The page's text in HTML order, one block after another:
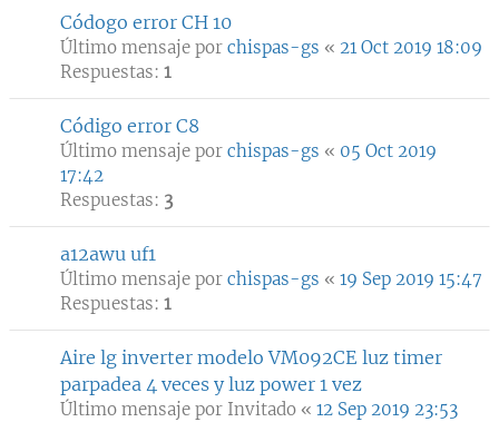
Códogo error CH 10
Último mensaje por chispas-gs « 21 Oct 2019 18:09
Respuestas: 1
Código error C8
Último mensaje por chispas-gs « 05 Oct 2019
17:42
Respuestas: 3
a12awu uf1
Último mensaje por chispas-gs « 19 Sep 2019 15:47
Respuestas: 1
Aire lg inverter modelo VM092CE luz timer
parpadea 4 veces y luz power 1 vez
Último mensaje por Invitado « 12 Sep 2019 23:53